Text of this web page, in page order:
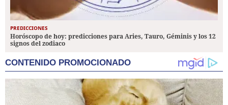
PREDICCIONES
Horóscopo de hoy: predicciones para Aries, Tauro, Géminis y los 12
signos del zodiaco
CONTENIDO PROMOCIONADO